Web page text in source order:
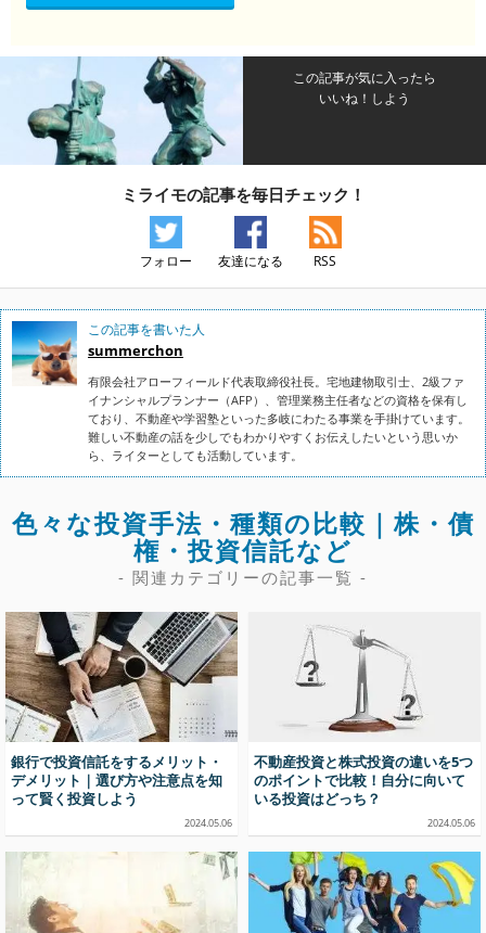
この記事が気に入ったら
いいね！しよう
ミライモの記事を毎日チェック！
フォロー 友達になる RSS
この記事を書いた人
summerchon
有限会社アローフィールド代表取締役社長。宅地建物取引士、2級ファ
イナンシャルプランナー（AFP）、管理業務主任者などの資格を保有し
ており、不動産や学習塾といった多岐にわたる事業を手掛けています。
難しい不動産の話を少しでもわかりやすくお伝えしたいという思いか
ら、ライターとしても活動しています。
色々な投資手法・種類の比較｜株・債
権・投資信託など
- 関連カテゴリーの記事一覧 -
銀行で投資信託をするメリット・
デメリット｜選び方や注意点を知
って賢く投資しよう
2024.05.06
不動産投資と株式投資の違いを5つ
のポイントで比較！自分に向いて
いる投資はどっち？
2024.05.06